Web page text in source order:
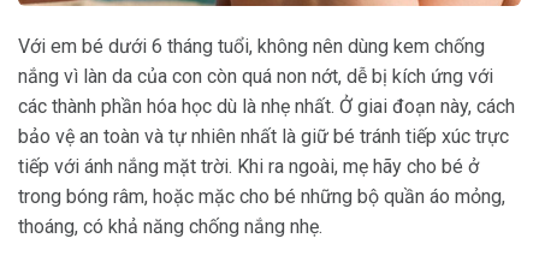
Với em bé dưới 6 tháng tuổi, không nên dùng kem chống
nắng vì làn da của con còn quá non nớt, dễ bị kích ứng với
các thành phần hóa học dù là nhẹ nhất. Ở giai đoạn này, cách
bảo vệ an toàn và tự nhiên nhất là giữ bé tránh tiếp xúc trực
tiếp với ánh nắng mặt trời. Khi ra ngoài, mẹ hãy cho bé ở
trong bóng râm, hoặc mặc cho bé những bộ quần áo mỏng,
thoáng, có khả năng chống nắng nhẹ.